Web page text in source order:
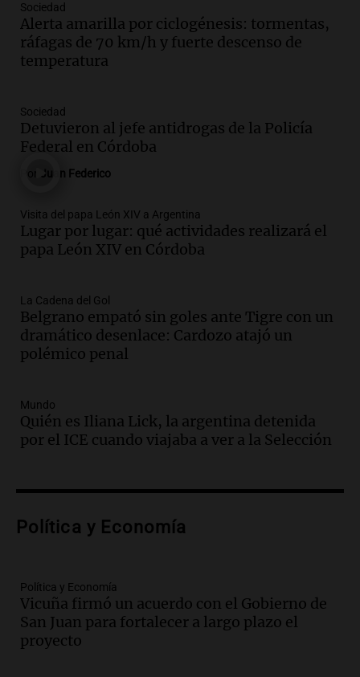
Audio.
lluvias, senadores manifiestan
oposición a ley de tierras
Panorama Federal
Audio.
centro de esquí Penitentes Park tras
siete años de cierre por falta de nieve
Episodios
Audio.Madres en Rosario piden por la
ley Joaquín.
Viva la Radio Rosario
Audio. Juan Pedro Colombo, rematador
de hacienda: “Las tecnologías no
reemplazan el contacto con la gente”
La Argentina, hoy
Audio.
un pozo de 17 metros en Nueva Córdoba
Panorama Federal
Audio.Lanzamiento del Tigo 7 CSH: el
al mercado argentino
Audio.Perito Moreno recibe la Copa
Mundial de Natación de Invierno con
récords y atletas de 20 países
Amamos Argentina
Sociedad
Alerta amarilla por ciclogénesis: tormentas,
ráfagas de 70 km/h y fuerte descenso de
temperatura
Sociedad
Detuvieron al jefe antidrogas de la Policía
Federal en Córdoba
Juan Federico
Visita del papa León XIV a Argentina
Lugar por lugar: qué actividades realizará el
papa León XIV en Córdoba
La Cadena del Gol
Belgrano empató sin goles ante Tigre con un
dramático desenlace: Cardozo atajó un
polémico penal
Mundo
Quién es Iliana Lick, la argentina detenida
por el ICE cuando viajaba a ver a la Selección
Política y Economía
Política y Economía
Vicuña firmó un acuerdo con el Gobierno de
San Juan para fortalecer a largo plazo el
proyecto